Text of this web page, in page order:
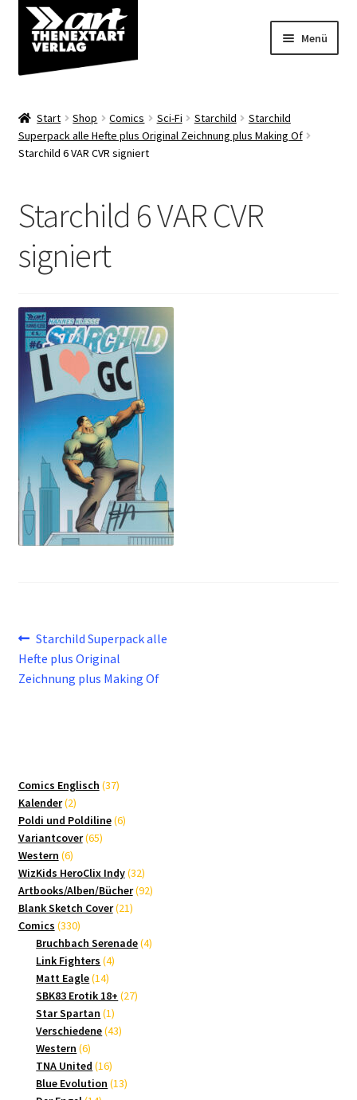
Zur
Navigation
springen
Zum
Inhalt
springen
Menü
Shop
Start Shop Comics Sci-Fi Starchild
Starchild
Superpack alle Hefte plus Original Zeichnung plus Making Of
Starchild 6 VAR CVR signiert
Starchild 6 VAR CVR
signiert
Beitragsnavigation
Vorheriger
Beitrag:
Starchild Superpack alle
Hefte plus Original
Zeichnung plus Making Of
Comics Englisch 3737
Kalender 22
Produkte
Poldi und Poldiline 66
Variantcover 6565
Western 66
Produkte
WizKids HeroClix Indy 3232
Produkte
Artbooks/Alben/Bücher 9292
Blank Sketch Cover 2121
Comics 330330
Produkte
Bruchbach Serenade 44
Link Fighters 44
Matt Eagle 1414
Produkte
SBK83 Erotik 18+ 2727
Star Spartan 11
Produkt
Verschiedene 4343
Western 66
Produkte
TNA United 1616
Produkte
Blue Evolution 1313